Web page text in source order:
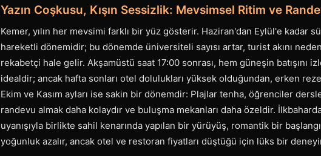
Yazın Coşkusu, Kışın Sessizlik: Mevsimsel Ritim ve
Kemer, yılın her mevsimi farklı bir yüz gösterir. Haziran'dan Eylül'e kadar
hareketli dönemidir; bu dönemde üniversiteli sayısı artar, turist akını
rekabetçi hale gelir. Akşamüstü saat 17:00 sonrası, hem güneşin batışını
idealdir; ancak hafta sonları otel dolulukları yüksek olduğundan, erken
Ekim ve Kasım ayları ise sakin bir dönemdir: Plajlar tenha, öğrenciler
randevu almak daha kolaydır ve buluşma mekanları daha özeldir.
uyanışıyla birlikte sahil kenarında yapılan bir yürüyüş, romantik bir
yoğunluk azalır, ancak otel ve restoran fiyatları düştüğü için lüks bir